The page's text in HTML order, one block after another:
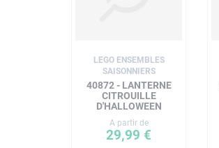
LEGO ENSEMBLES
SAISONNIERS
40872 - LANTERNE
CITROUILLE
D'HALLOWEEN
A partir de
29,99 €